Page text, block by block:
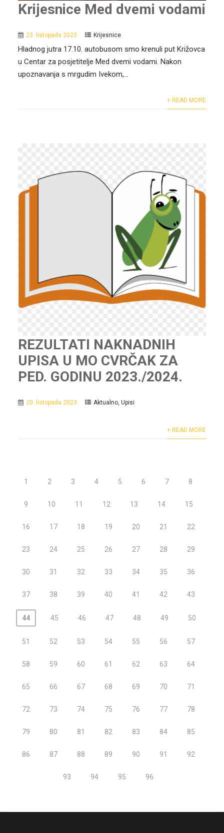
Krijesnice Med dvemi vodami
23. listopada 2023. Krijesnice
Hladnog jutra 17.10. autobusom smo krenuli put Križovca
u Centar za posjetitelje Med dvemi vodami. Nakon
upoznavanja s mrgudim Ivekom,...
+ READ MORE
REZULTATI NAKNADNIH
UPISA U MO CVRČAK ZA
PED. GODINU 2023./2024.
20. listopada 2023. Aktualno, Upisi
+ READ MORE
1 2 3 4 5 6 7 8
9 10 11 12 13 14 15
16 17 18 19 20 21 22
23 24 25 26 27 28 29
30 31 32 33 34 35 36
37 38 39 40 41 42 43
44 45 46 47 48 49 50
51 52 53 54 55 56 57
58 59 60 61 62 63 64
65 66 67 68 69 70 71
72 73 74 75 76 77 78
79 80 81 82 83 84 85
86 87 88 89 90 91 92
93 94 95 96